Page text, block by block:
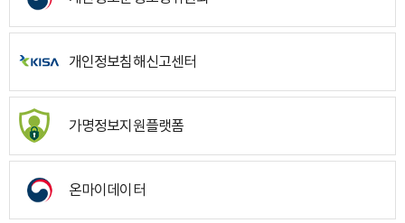
개인정보침해신고센터
가명정보지원플랫폼
온마이데이터